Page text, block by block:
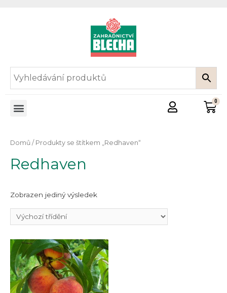
Domů / Produkty se štítkem „Redhaven“
Redhaven
Zobrazen jediný výsledek